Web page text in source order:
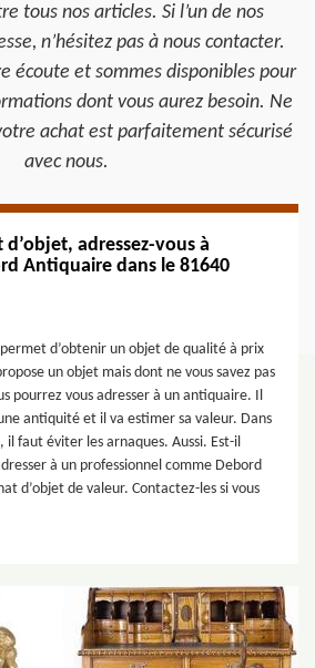
tous nos articles. Si l’un de nos
n’hésitez pas à nous contacter.
écoute et sommes disponibles pour
dont vous aurez besoin. Ne
achat est parfaitement sécurisé
avec nous.
adressez-vous à
Antiquaire dans le 81640
d’obtenir un objet de qualité à prix
un objet mais dont ne vous savez pas
pourrez vous adresser à un antiquaire. Il
antiquité et il va estimer sa valeur. Dans
il faut éviter les arnaques. Aussi. Est-il
à un professionnel comme Debord
d’objet de valeur. Contactez-les si vous